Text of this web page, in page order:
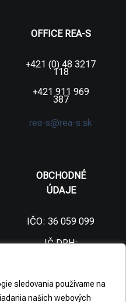
sledovania používame na
našich webových
OFFICE REA-S
+421 (0) 48 3217
118
+421 911 969
387
rea-s@rea-s.sk
OBCHODNÉ
ÚDAJE
IČO: 36 059 099
IČ DPH:
2021733065